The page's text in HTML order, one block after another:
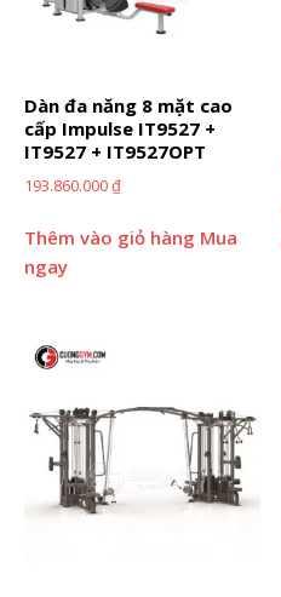
Dàn đa năng 8 mặt cao
cấp Impulse IT9527 +
IT9527 + IT9527OPT
193.860.000₫
Thêm vào giỏ hàng Mua
ngay